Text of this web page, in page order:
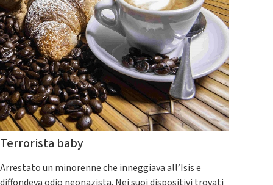
Terrorista baby
Arrestato un minorenne che inneggiava all’Isis e